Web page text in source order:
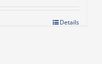
Details